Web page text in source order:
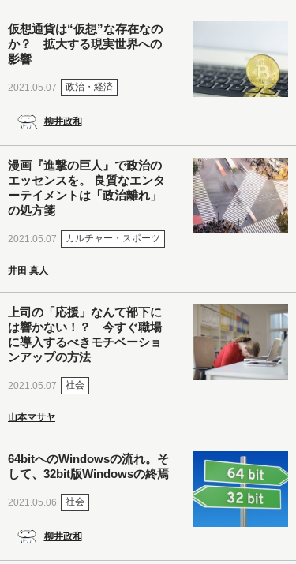
仮想通貨は“仮想”な存在なの
か？ 拡大する現実世界への
影響
2021.05.07 政治・経済
柳井政和
漫画『進撃の巨人』で政治の
エッセンスを。 良質なエンタ
ーテイメントは「政治離れ」
の処方箋
2021.05.07 カルチャー・スポーツ
井田 真人
上司の「応援」なんて部下に
は響かない！？ 今すぐ職場
に導入するべきモチベーショ
ンアップの方法
2021.05.07 社会
山本マサヤ
64bitへのWindowsの流れ。そ
して、32bit版Windowsの終焉
2021.05.06 社会
柳井政和